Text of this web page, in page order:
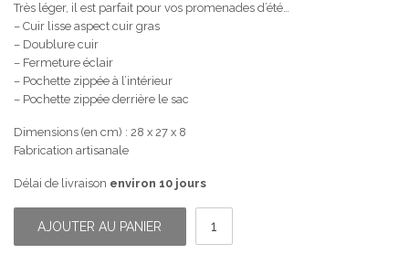
Très léger, il est parfait pour vos promenades d’été…
– Cuir lisse aspect cuir gras
– Doublure cuir
– Fermeture éclair
– Pochette zippée à l’intérieur
– Pochette zippée derrière le sac
Dimensions (en cm) : 28 x 27 x 8
Fabrication artisanale
Délai de livraison environ 10 jours
AJOUTER AU PANIER
quantité
Sac